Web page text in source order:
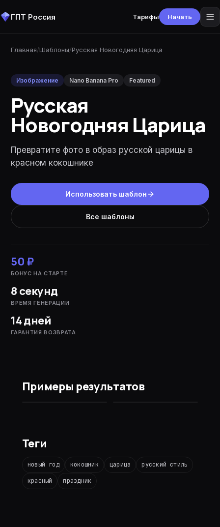
ГПТ Россия Тарифы Начать
Главная/Шаблоны/Русская Новогодняя Царица
Изображение Nano Banana Pro Featured
Русская
Новогодняя Царица
Превратите фото в образ русской царицы в
красном кокошнике
Использовать шаблон
Все шаблоны
50 ₽
БОНУС НА СТАРТЕ
8 секунд
ВРЕМЯ ГЕНЕРАЦИИ
14 дней
ГАРАНТИЯ ВОЗВРАТА
Примеры результатов
ДО ПОСЛЕ
Теги
новый год кокошник царица русский стиль
красный праздник